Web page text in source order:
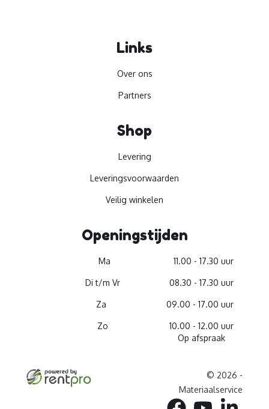
Links
Over ons
Partners
Shop
Levering
Leveringsvoorwaarden
Veilig winkelen
Openingstijden
Ma 11.00 - 17.30 uur
Di t/m Vr 08.30 - 17.30 uur
Za 09.00 - 17.00 uur
Zo
10.00 - 12.00 uur
Op afspraak
© 2026 -
Materiaalservice
facebookyoutube linkedin